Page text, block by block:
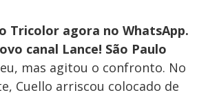
Tricolor agora no WhatsApp.
canal Lance! São Paulo
mas agitou o confronto. No
Cuello arriscou colocado de